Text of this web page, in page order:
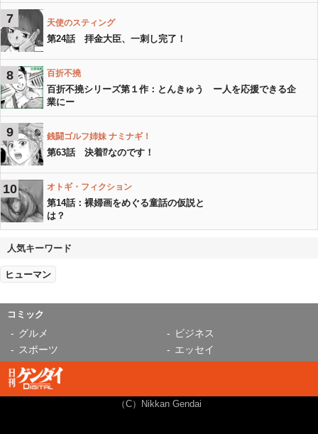
7 天使のスティング
第24話 拝金大臣、一刺し完了！
8 百折不撓
百折不撓シリーズ第１作：とんきゅう ー人を応援できる企
業にー
9 銭闘ゴルフ姉妹 ナミナギ！
第63話 決着⁉︎なのです！
10 オトギ・フィクション
第14話：裸婦画をめぐる童話の仮説と
は？
人気キーワード
ヒューマン
コミック
グルメ
ビジネス
スポーツ
エッセイ
（C）Nikkan Gendai